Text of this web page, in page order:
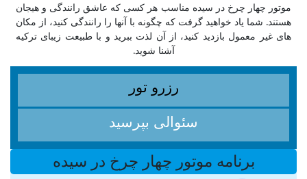
موتور چهار چرخ در سیده مناسب هر کسی که عاشق رانندگی و هیجان
هستند. شما یاد خواهید گرفت که چگونه با آنها را رانندگی کنید، از مکان
های غیر معمول بازدید کنید، از آن لذت ببرید و با طبیعت زیبای ترکیه
آشنا شوید.
رزرو تور
سئوالی بپرسید
برنامه موتور چهار چرخ در سیده